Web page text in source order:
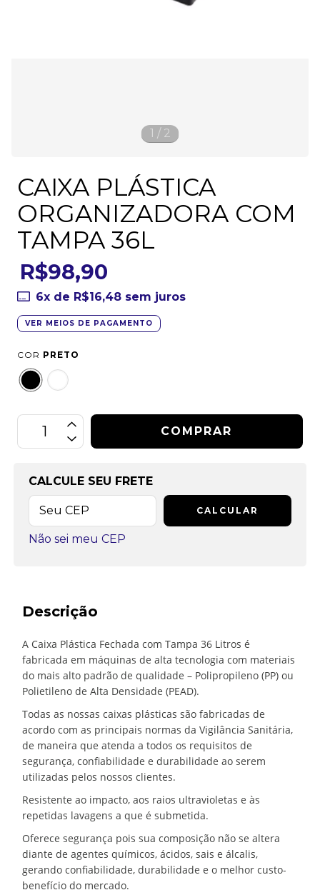
1 / 2
CAIXA PLÁSTICA
ORGANIZADORA COM
TAMPA 36L
R$98,90
6x de R$16,48 sem juros
VER MEIOS DE PAGAMENTO
COR PRETO
CALCULE SEU FRETE
CALCULAR
Não sei meu CEP
Descrição
A Caixa Plástica Fechada com Tampa 36 Litros é
fabricada em máquinas de alta tecnologia com materiais
do mais alto padrão de qualidade – Polipropileno (PP) ou
Polietileno de Alta Densidade (PEAD).
Todas as nossas caixas plásticas são fabricadas de
acordo com as principais normas da Vigilância Sanitária,
de maneira que atenda a todos os requisitos de
segurança, confiabilidade e durabilidade ao serem
utilizadas pelos nossos clientes.
Resistente ao impacto, aos raios ultravioletas e às
repetidas lavagens a que é submetida.
Oferece segurança pois sua composição não se altera
diante de agentes químicos, ácidos, sais e álcalis,
gerando confiabilidade, durabilidade e o melhor custo-
benefício do mercado.